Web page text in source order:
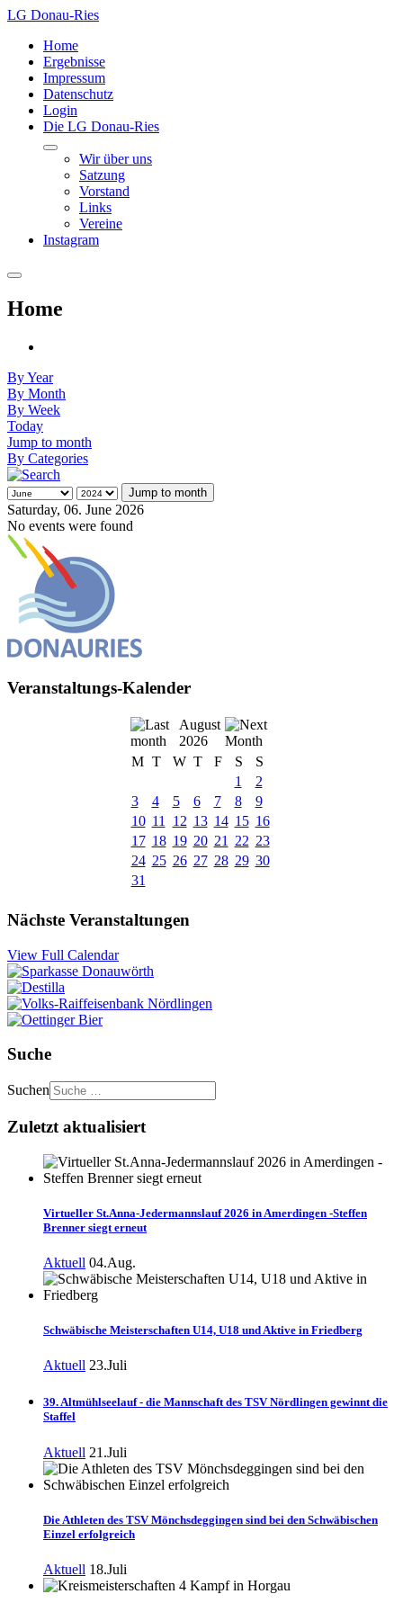
LG Donau-Ries
Home
Ergebnisse
Impressum
Datenschutz
Login
Die LG Donau-Ries
Wir über uns
Satzung
Vorstand
Links
Vereine
Instagram
Home
By Year
By Month
By Week
Today
Jump to month
By Categories
Jump to month
Saturday, 06. June 2026
No events were found
Veranstaltungs-Kalender
August
2026
M T W T F S
S
1
2
3
4 5 6 7 8
9
10 11 12 13 14 15 16
17 18 19 20 21 22 23
24 25 26 27 28 29 30
31
Nächste Veranstaltungen
View Full Calendar
Suche
Suchen
Zuletzt aktualisiert
Virtueller St.Anna-Jedermannslauf 2026 in Amerdingen -Steffen
Brenner siegt erneut
Aktuell 04.Aug.
Schwäbische Meisterschaften U14, U18 und Aktive in Friedberg
Aktuell 23.Juli
39. Altmühlseelauf - die Mannschaft des TSV Nördlingen gewinnt die
Staffel
Aktuell 21.Juli
Die Athleten des TSV Mönchsdeggingen sind bei den Schwäbischen
Einzel erfolgreich
Aktuell 18.Juli